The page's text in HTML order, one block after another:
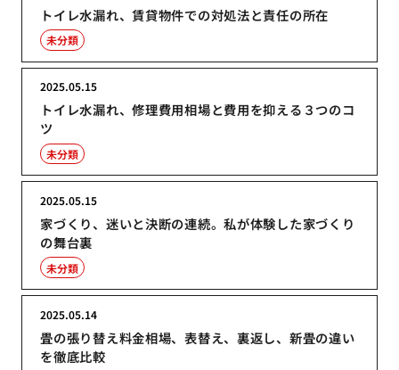
トイレ水漏れ、賃貸物件での対処法と責任の所在
未分類
トイレ水漏れ、修理費用相場と費用を抑える３つのコ
ツ
2025.05.15
未分類
家づくり、迷いと決断の連続。私が体験した家づくり
の舞台裏
2025.05.15
未分類
畳の張り替え料金相場、表替え、裏返し、新畳の違い
を徹底比較
2025.05.14